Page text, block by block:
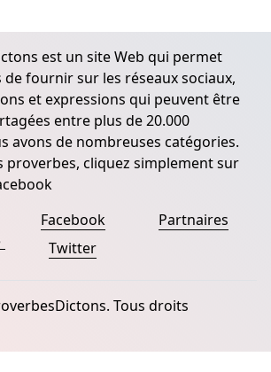
est un site Web qui permet
fournir sur les réseaux sociaux,
et expressions qui peuvent être
entre plus de 20.000
avons de nombreuses catégories.
proverbes, cliquez simplement sur
Facebook
Twitter
Partnaires
Tous droits